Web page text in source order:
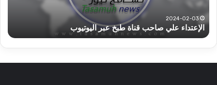
تؤمن
موسم
الحصاد
2022-12-08
قوات الدعم السريع قطاع ولاية شرق دارفور تؤمن موسم
الحصاد